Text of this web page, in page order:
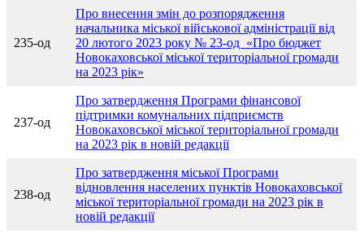
235-од
Про внесення змін до розпорядження
начальника міської військової адміністрації від
20 лютого 2023 року № 23-од «Про бюджет
Новокаховської міської територіальної громади
на 2023 рік»
237-од
Про затвердження Програми фінансової
підтримки комунальних підприємств
Новокаховської міської територіальної громади
на 2023 рік в новій редакції
238-од
Про затвердження міської Програми
відновлення населених пунктів Новокаховської
міської територіальної громади на 2023 рік в
новій редакції